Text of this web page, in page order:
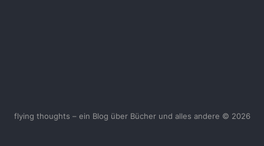
flying thoughts – ein Blog über Bücher und alles andere © 2026